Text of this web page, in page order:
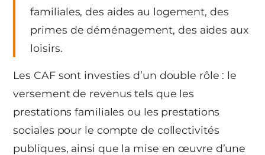
familiales, des aides au logement, des
primes de déménagement, des aides aux
loisirs.
Les CAF sont investies d’un double rôle : le
versement de revenus tels que les
prestations familiales ou les prestations
sociales pour le compte de collectivités
publiques, ainsi que la mise en œuvre d’une